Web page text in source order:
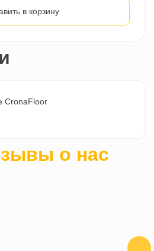
в корзину
CronaFloor
о нас